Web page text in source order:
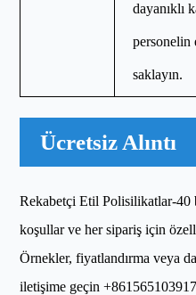
dayanıklı
personelin
saklayın.
Ücretsiz Alıntı
Rekabetçi Etil Polisilikatlar-40
koşullar ve her sipariş için
Örnekler, fiyatlandırma veya
iletişime geçin